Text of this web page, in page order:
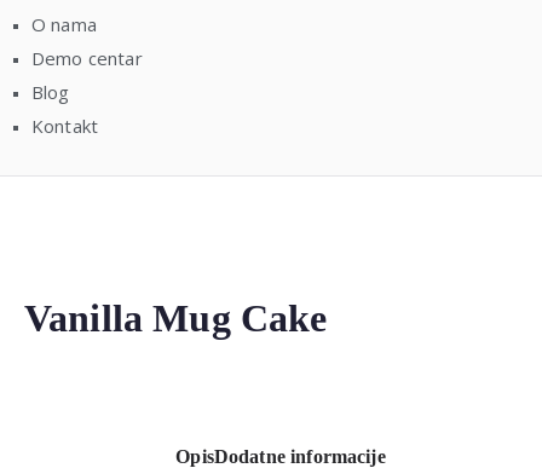
O nama
Demo centar
Blog
Kontakt
Vanilla Mug Cake
OpisDodatne informacije